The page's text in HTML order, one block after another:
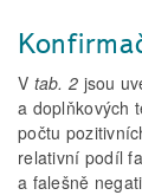
V tab. 2 jsou
a doplňkových
počtu
relativní podíl
a falešně